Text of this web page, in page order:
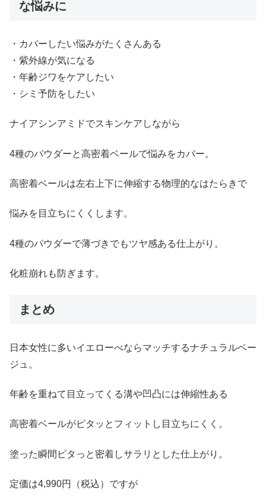
な悩みに
・カバーしたい悩みがたくさんある
・紫外線が気になる
・年齢ジワをケアしたい
・シミ予防をしたい
ナイアシンアミドでスキンケアしながら
4種のパウダーと高密着ベールで悩みをカバー。
高密着ベールは左右上下に伸縮する物理的なはたらきで
悩みを目立ちにくくします。
4種のパウダーで薄づきでもツヤ感ある仕上がり。
化粧崩れも防ぎます。
まとめ
日本女性に多いイエローべならマッチするナチュラルベー
ジュ。
年齢を重ねて目立ってくる溝や凹凸には伸縮性ある
高密着ベールがピタッとフィットし目立ちにくく。
塗った瞬間ピタっと密着しサラリとした仕上がり。
定価は4,990円（税込）ですが